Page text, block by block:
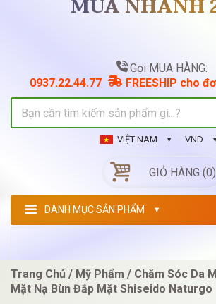
MUA NHANH
Gọi MUA HÀNG:
0937.22.44.77
FREESHIP cho
VIỆT NAM VND
GIỎ HÀNG (0)
DANH MỤC SẢN PHẨM
Trang Chủ Mỹ Phẩm Chăm Sóc Da
Mặt Nạ Bùn Đắp Mặt Shiseido Naturgo